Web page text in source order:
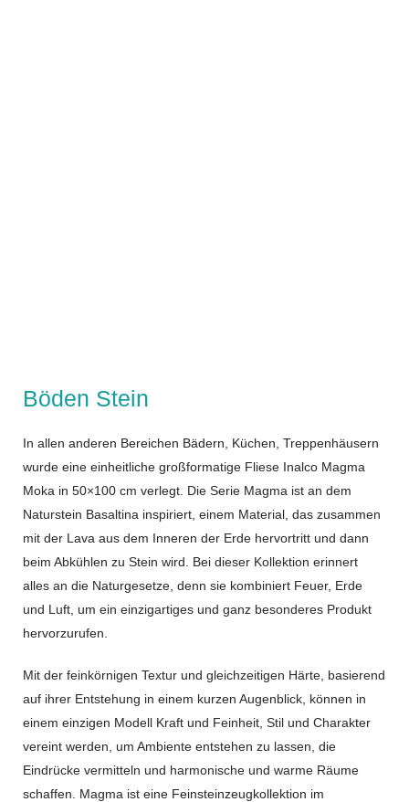
Böden Stein
In allen anderen Bereichen Bädern, Küchen, Treppenhäusern
wurde eine einheitliche großformatige Fliese Inalco Magma
Moka in 50×100 cm verlegt. Die Serie Magma ist an dem
Naturstein Basaltina inspiriert, einem Material, das zusammen
mit der Lava aus dem Inneren der Erde hervortritt und dann
beim Abkühlen zu Stein wird. Bei dieser Kollektion erinnert
alles an die Naturgesetze, denn sie kombiniert Feuer, Erde
und Luft, um ein einzigartiges und ganz besonderes Produkt
hervorzurufen.
Mit der feinkörnigen Textur und gleichzeitigen Härte, basierend
auf ihrer Entstehung in einem kurzen Augenblick, können in
einem einzigen Modell Kraft und Feinheit, Stil und Charakter
vereint werden, um Ambiente entstehen zu lassen, die
Eindrücke vermitteln und harmonische und warme Räume
schaffen. Magma ist eine Feinsteinzeugkollektion im